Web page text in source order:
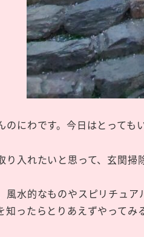
にわです。今日はとっても
入れたいと思って、玄関掃
風水的なものやスピリチュ
ったらとりあえずやってみ